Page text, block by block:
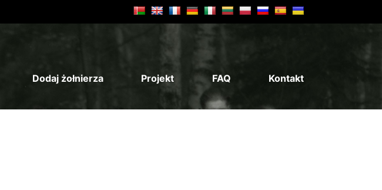
Dodaj żołnierza Projekt FAQ Kontakt